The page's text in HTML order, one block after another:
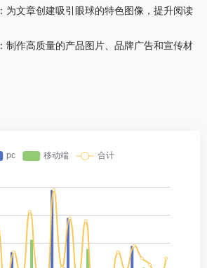
：为文章创建吸引眼球的特色图像，提升阅读
：制作高质量的产品图片、品牌广告和宣传材